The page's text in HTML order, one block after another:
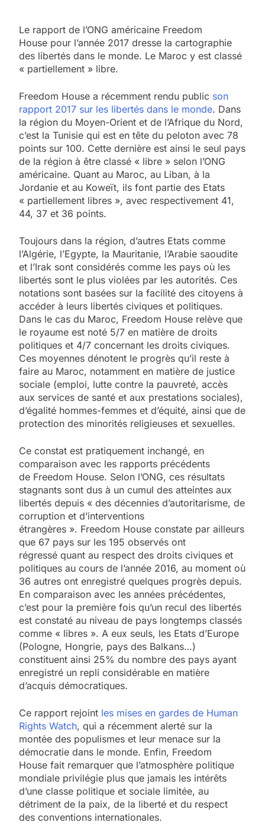
Le rapport de l’ONG américaine Freedom
House pour l’année 2017 dresse la cartographie
des libertés dans le monde. Le Maroc y est classé
« partiellement » libre.
Freedom House a récemment rendu public son
rapport 2017 sur les libertés dans le monde. Dans
la région du Moyen-Orient et de l’Afrique du Nord,
c’est la Tunisie qui est en tête du peloton avec 78
points sur 100. Cette dernière est ainsi le seul pays
de la région à être classé « libre » selon l’ONG
américaine. Quant au Maroc, au Liban, à la
Jordanie et au Koweït, ils font partie des Etats
« partiellement libres », avec respectivement 41,
44, 37 et 36 points.
Toujours dans la région, d’autres Etats comme
l’Algérie, l’Egypte, la Mauritanie, l’Arabie saoudite
et l’Irak sont considérés comme les pays où les
libertés sont le plus violées par les autorités. Ces
notations sont basées sur la facilité des citoyens à
accéder à leurs libertés civiques et politiques.
Dans le cas du Maroc, Freedom House relève que
le royaume est noté 5/7 en matière de droits
politiques et 4/7 concernant les droits civiques.
Ces moyennes dénotent le progrès qu’il reste à
faire au Maroc, notamment en matière de justice
sociale (emploi, lutte contre la pauvreté, accès
aux services de santé et aux prestations sociales),
d’égalité hommes-femmes et d’équité, ainsi que de
protection des minorités religieuses et sexuelles.
Ce constat est pratiquement inchangé, en
comparaison avec les rapports précédents
de Freedom House. Selon l’ONG, ces résultats
stagnants sont dus à un cumul des atteintes aux
libertés depuis « des décennies d’autoritarisme, de
corruption et d’interventions
étrangères ». Freedom House constate par ailleurs
que 67 pays sur les 195 observés ont
régressé quant au respect des droits civiques et
politiques au cours de l’année 2016, au moment où
36 autres ont enregistré quelques progrès depuis.
En comparaison avec les années précédentes,
c’est pour la première fois qu’un recul des libertés
est constaté au niveau de pays longtemps classés
comme « libres ». A eux seuls, les Etats d’Europe
(Pologne, Hongrie, pays des Balkans…)
constituent ainsi 25% du nombre des pays ayant
enregistré un repli considérable en matière
d’acquis démocratiques.
Ce rapport rejoint les mises en gardes de Human
Rights Watch, qui a récemment alerté sur la
montée des populismes et leur menace sur la
démocratie dans le monde. Enfin, Freedom
House fait remarquer que l’atmosphère politique
mondiale privilégie plus que jamais les intérêts
d’une classe politique et sociale limitée, au
détriment de la paix, de la liberté et du respect
des conventions internationales.
5
2025, l’année la plus
meurtrière selon le
rapport d’ADL contre
l’antisémitisme
FRANCE ISRAÉL